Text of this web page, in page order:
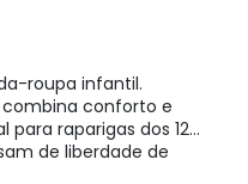
roupa infantil.
conforto e
para raparigas dos 12
de liberdade de